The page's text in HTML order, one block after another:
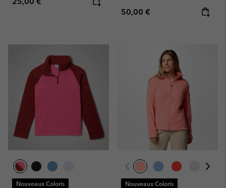
Regular price:
50,00 €
Nouveaux Coloris Nouveaux Coloris